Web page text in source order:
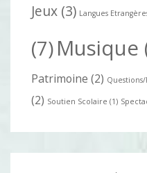
Jeux (3) Langues
(7)Musique
Patrimoine (2)
(2) Soutien Scolaire (1)